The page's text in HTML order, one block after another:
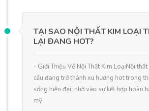
TẠI SAO NỘI THẤT KIM LOẠI
LẠI ĐANG HOT?
- Giới Thiệu Về Nội Thất Kim LoạiNội
cầu đang trở thành xu hướng hot trong
sống hiện đại, nhờ vào sự kết hợp hoàn
mỹ